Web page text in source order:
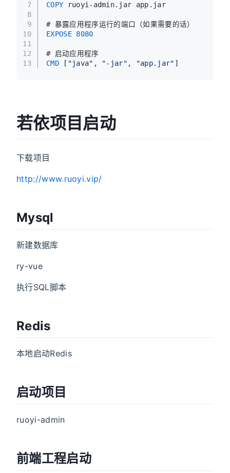
7
8
9
10
11
12
13
COPY ruoyi-admin. jar app. jar
# 暴露应用程序运行的端口（如果需要的话）
EXPOSE 8080
# 启动应用程序
CMD [ "java" , "-jar" , "app.jar" ]
若依项目启动
下载项目
http://www.ruoyi.vip/
Mysql
新建数据库
ry-vue
执行SQL脚本
Redis
本地启动Redis
启动项目
ruoyi-admin
前端工程启动